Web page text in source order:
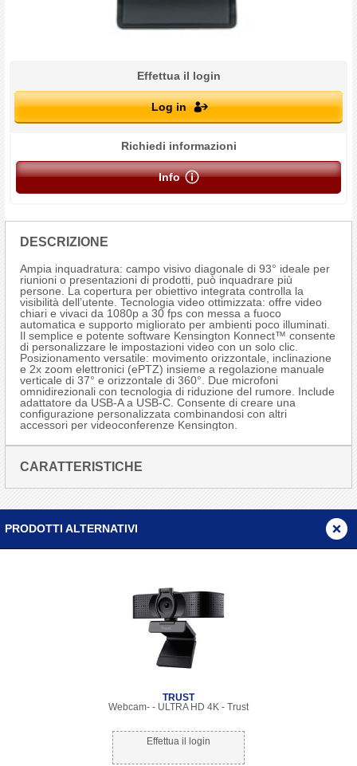
Effettua il login
Log in
Richiedi informazioni
Info
DESCRIZIONE
Ampia inquadratura: campo visivo diagonale di 93° ideale per
riunioni o presentazioni di prodotti, può inquadrare più
persone. La copertura per obiettivo integrata controlla la
visibilità dell’utente. Tecnologia video ottimizzata: offre video
chiari e vivaci da 1080p a 30 fps con messa a fuoco
automatica e supporto migliorato per ambienti poco illuminati.
Il semplice e potente software Kensington Konnect™ consente
di personalizzare le impostazioni video con un solo clic.
Posizionamento versatile: movimento orizzontale, inclinazione
e 2x zoom elettronici (ePTZ) insieme a regolazione manuale
verticale di 37° e orizzontale di 360°. Due microfoni
omnidirezionali con tecnologia di riduzione del rumore. Include
adattatore da USB-A a USB-C. Consente di creare una
configurazione personalizzata combinandosi con altri
accessori per videoconferenze Kensington.
CARATTERISTICHE
PRODOTTI ALTERNATIVI
TRUST
Webcam- - ULTRA HD 4K - Trust
Effettua il login